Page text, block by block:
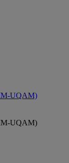
UQAM)
UQAM)